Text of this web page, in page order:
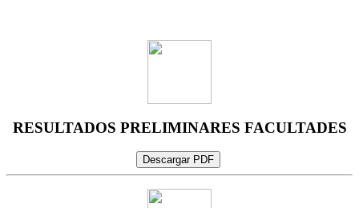
RESULTADOS PRELIMINARES FACULTADES
Descargar PDF